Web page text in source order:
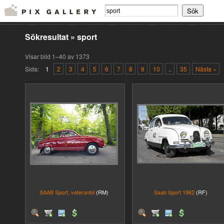
Sökresultat » sport
Visar bild 1–40 av 1373
Sida:
1 2 3 4 5 6 7 8 9 10 .. 35 Nästa »
SAAB Sport, veteranbil (RM) Saab Sport 1962 (RF)